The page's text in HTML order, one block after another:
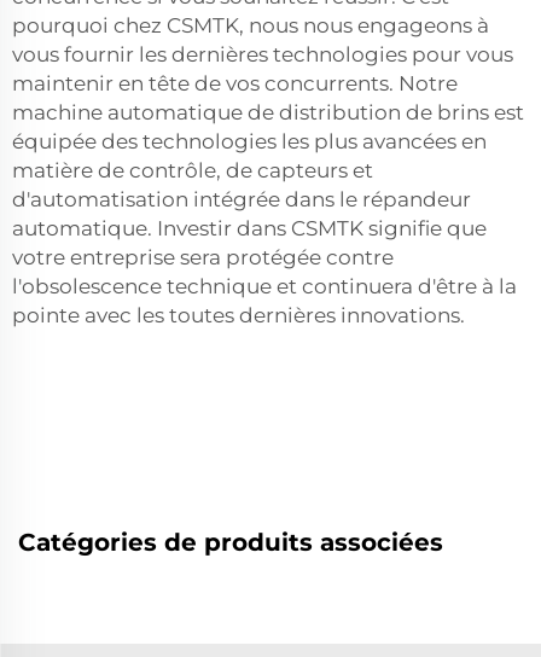
pourquoi chez CSMTK, nous nous engageons à
vous fournir les dernières technologies pour vous
maintenir en tête de vos concurrents. Notre
machine automatique de distribution de brins est
équipée des technologies les plus avancées en
matière de contrôle, de capteurs et
d'automatisation intégrée dans le répandeur
automatique. Investir dans CSMTK signifie que
votre entreprise sera protégée contre
l'obsolescence technique et continuera d'être à la
pointe avec les toutes dernières innovations.
Catégories de produits associées